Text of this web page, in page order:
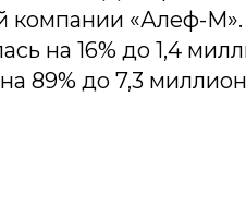
компании «Алеф-М».
на 16% до 1,4
89% до 7,3